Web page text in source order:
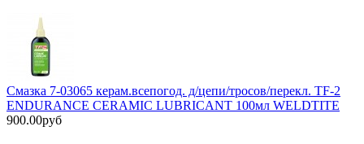
Смазка 7-03065 керам.всепогод. д/цепи/тросов/перекл. TF-2
ENDURANCE CERAMIC LUBRICANT 100мл WELDTITE
900.00руб